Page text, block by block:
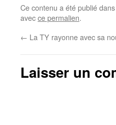
Ce contenu a été publié dans
avecce permalien.
← La TY rayonne avec sa
Laisser un